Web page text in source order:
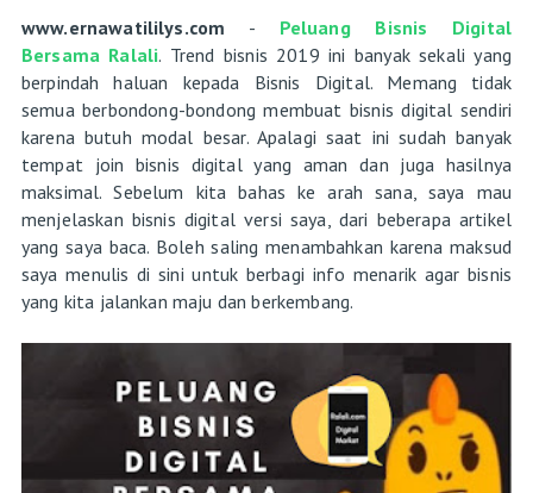
www.ernawatililys.com - Peluang Bisnis Digital
Bersama Ralali. Trend bisnis 2019 ini banyak sekali yang
berpindah haluan kepada Bisnis Digital. Memang tidak
semua berbondong-bondong membuat bisnis digital sendiri
karena butuh modal besar. Apalagi saat ini sudah banyak
tempat join bisnis digital yang aman dan juga hasilnya
maksimal. Sebelum kita bahas ke arah sana, saya mau
menjelaskan bisnis digital versi saya, dari beberapa artikel
yang saya baca. Boleh saling menambahkan karena maksud
saya menulis di sini untuk berbagi info menarik agar bisnis
yang kita jalankan maju dan berkembang.